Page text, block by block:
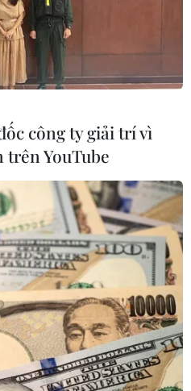
công ty giải trí vì
YouTube